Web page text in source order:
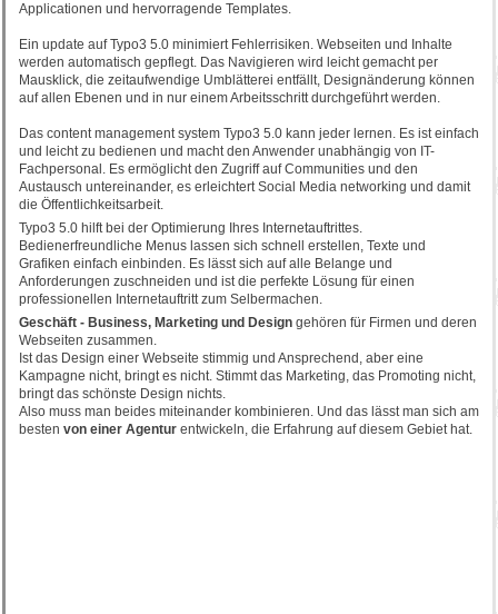
Applicationen und hervorragende Templates.
Ein update auf Typo3 5.0 minimiert Fehlerrisiken. Webseiten und Inhalte
werden automatisch gepflegt. Das Navigieren wird leicht gemacht per
Mausklick, die zeitaufwendige Umblätterei entfällt, Designänderung können
auf allen Ebenen und in nur einem Arbeitsschritt durchgeführt werden.
Das content management system Typo3 5.0 kann jeder lernen. Es ist einfach
und leicht zu bedienen und macht den Anwender unabhängig von IT-
Fachpersonal. Es ermöglicht den Zugriff auf Communities und den
Austausch untereinander, es erleichtert Social Media networking und damit
die Öffentlichkeitsarbeit.
Typo3 5.0 hilft bei der Optimierung Ihres Internetauftrittes.
Bedienerfreundliche Menus lassen sich schnell erstellen, Texte und
Grafiken einfach einbinden. Es lässt sich auf alle Belange und
Anforderungen zuschneiden und ist die perfekte Lösung für einen
professionellen Internetauftritt zum Selbermachen.
Geschäft - Business, Marketing und Design gehören für Firmen und deren
Webseiten zusammen.
Ist das Design einer Webseite stimmig und Ansprechend, aber eine
Kampagne nicht, bringt es nicht. Stimmt das Marketing, das Promoting nicht,
bringt das schönste Design nichts.
Also muss man beides miteinander kombinieren. Und das lässt man sich am
besten von einer Agentur entwickeln, die Erfahrung auf diesem Gebiet hat.